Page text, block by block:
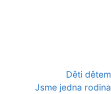
Děti dětem
Jsme jedna rodina